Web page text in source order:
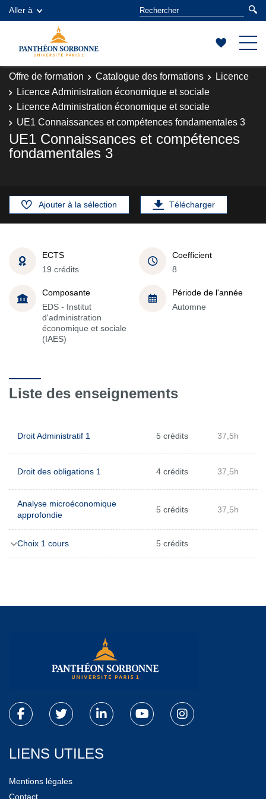
Aller à
Offre de formation Catalogue des formations
Licence
Licence Administration économique et sociale
Licence Administration économique et sociale
UE1 Connaissances et compétences fondamentales 3
UE1 Connaissances et compétences
fondamentales 3
Ajouter à la sélection Télécharger
ECTS
19 crédits
Coefficient
8
Composante
EDS - Institut
d'administration
économique et sociale
(IAES)
Période de l'année
Automne
Liste des enseignements
Droit Administratif 1 5 crédits 37,5h
Droit des obligations 1 4 crédits 37,5h
Analyse microéconomique
approfondie
5 crédits 37,5h
Choix 1 cours 5 crédits
LIENS UTILES
Mentions légales
Contact